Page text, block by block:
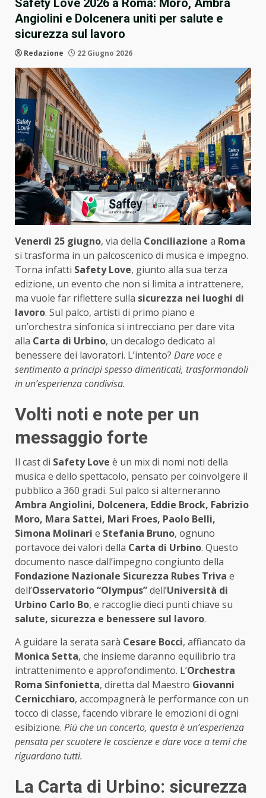
Safety Love 2026 a Roma: Moro, Ambra
Angiolini e Dolcenera uniti per salute e
sicurezza sul lavoro
Redazione 22 Giugno 2026
Venerdì 25 giugno, via della Conciliazione a Roma
si trasforma in un palcoscenico di musica e impegno.
Torna infatti Safety Love, giunto alla sua terza
edizione, un evento che non si limita a intrattenere,
ma vuole far riflettere sulla sicurezza nei luoghi di
lavoro. Sul palco, artisti di primo piano e
un’orchestra sinfonica si intrecciano per dare vita
alla Carta di Urbino, un decalogo dedicato al
benessere dei lavoratori. L’intento? Dare voce e
sentimento a principi spesso dimenticati, trasformandoli
in un’esperienza condivisa.
Volti noti e note per un
messaggio forte
Il cast di Safety Love è un mix di nomi noti della
musica e dello spettacolo, pensato per coinvolgere il
pubblico a 360 gradi. Sul palco si alterneranno
Ambra Angiolini, Dolcenera, Eddie Brock, Fabrizio
Moro, Mara Sattei, Mari Froes, Paolo Belli,
Simona Molinari e Stefania Bruno, ognuno
portavoce dei valori della Carta di Urbino. Questo
documento nasce dall’impegno congiunto della
Fondazione Nazionale Sicurezza Rubes Triva e
dell’Osservatorio “Olympus”dell’Università di
Urbino Carlo Bo, e raccoglie dieci punti chiave su
salute, sicurezza e benessere sul lavoro.
A guidare la serata sarà Cesare Bocci, affiancato da
Monica Setta, che insieme daranno equilibrio tra
intrattenimento e approfondimento. L’Orchestra
Roma Sinfonietta, diretta dal Maestro Giovanni
Cernicchiaro, accompagnerà le performance con un
tocco di classe, facendo vibrare le emozioni di ogni
esibizione. Più che un concerto, questa è un’esperienza
pensata per scuotere le coscienze e dare voce a temi che
riguardano tutti.
La Carta di Urbino: sicurezza